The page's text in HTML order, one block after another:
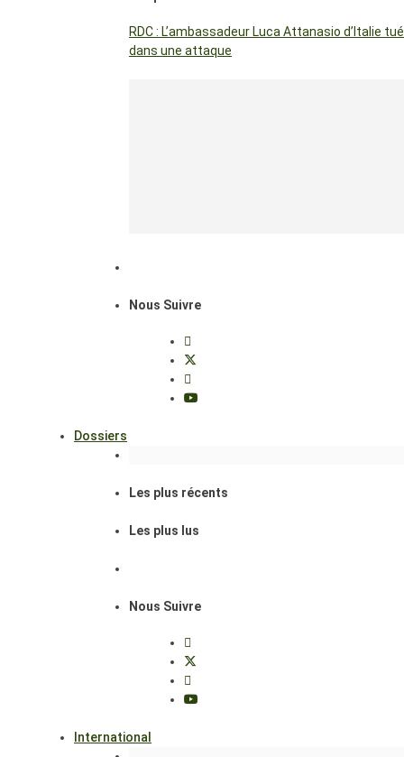
RDC : L’ambassadeur Luca Attanasio d’Italie tué
dans une attaque
Nous Suivre
Dossiers
Les plus récents
Les plus lus
Nous Suivre
International